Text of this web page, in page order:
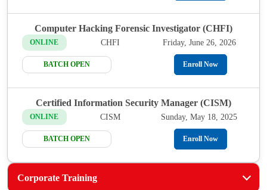
Computer Hacking Forensic Investigator (CHFI)
ONLINE CHFI Friday, June 26, 2026
BATCH OPEN Enroll Now
Certified Information Security Manager (CISM)
ONLINE CISM Sunday, May 18, 2025
BATCH OPEN Enroll Now
Corporate Training